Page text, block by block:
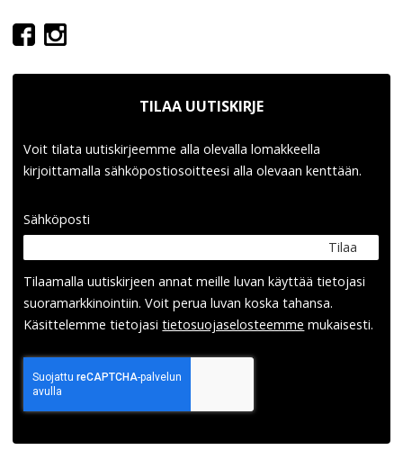
TILAA UUTISKIRJE
Voit tilata uutiskirjeemme alla olevalla lomakkeella
kirjoittamalla sähköpostiosoitteesi alla olevaan kenttään.
Sähköposti
Tilaa
Tilaamalla uutis­kirjeen annat meille luvan käyttää tietojasi
suora­markkinointiin. Voit perua luvan koska tahansa.
Käsittelemme tietojasitieto­suoja­selosteemme mukaisesti.